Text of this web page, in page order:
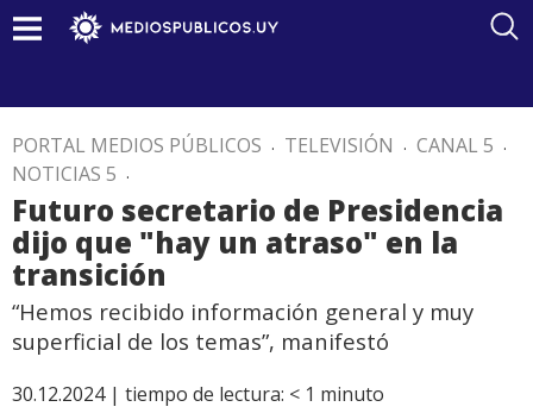
PORTAL MEDIOS PÚBLICOS . TELEVISIÓN . CANAL 5 .
NOTICIAS 5 .
Futuro secretario de Presidencia
dijo que "hay un atraso" en la
transición
“Hemos recibido información general y muy
superficial de los temas”, manifestó
30.12.2024 | tiempo de lectura: < 1 minuto